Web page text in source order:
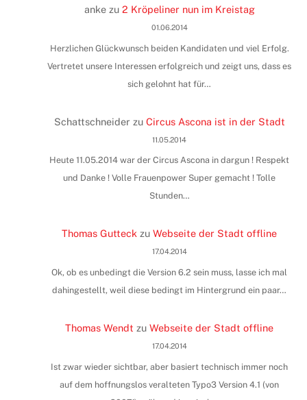
ankezu 2 Kröpeliner nun im Kreistag
01.06.2014
Herzlichen Glückwunsch beiden Kandidaten und viel Erfolg.
Vertretet unsere Interessen erfolgreich und zeigt uns, dass es
sich gelohnt hat für…
Schattschneider zu Circus Ascona ist in der Stadt
11.05.2014
Heute 11.05.2014 war der Circus Ascona in dargun ! Respekt
und Danke ! Volle Frauenpower Super gemacht ! Tolle
Stunden…
Thomas Gutteck zuWebseite der Stadt offline
17.04.2014
Ok, ob es unbedingt die Version 6.2 sein muss, lasse ich mal
dahingestellt, weil diese bedingt im Hintergrund ein paar…
Thomas Wendt zuWebseite der Stadt offline
17.04.2014
Ist zwar wieder sichtbar, aber basiert technisch immer noch
auf dem hoffnungslos veralteten Typo3 Version 4.1 (von